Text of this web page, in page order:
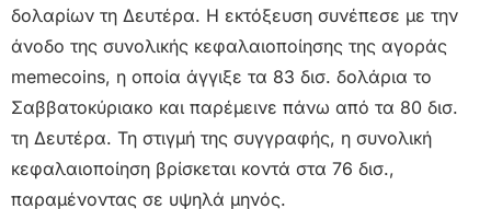
δολαρίων τη Δευτέρα. Η εκτόξευση συνέπεσε με την
άνοδο της συνολικής κεφαλαιοποίησης της αγοράς
memecoins, η οποία άγγιξε τα 83 δισ. δολάρια το
Σαββατοκύριακο και παρέμεινε πάνω από τα 80 δισ.
τη Δευτέρα. Τη στιγμή της συγγραφής, η συνολική
κεφαλαιοποίηση βρίσκεται κοντά στα 76 δισ.,
παραμένοντας σε υψηλά μηνός.